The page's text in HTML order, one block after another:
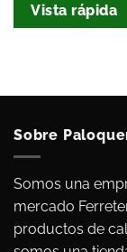
Vista rápida
Sobre
Somos una
mercado
productos de